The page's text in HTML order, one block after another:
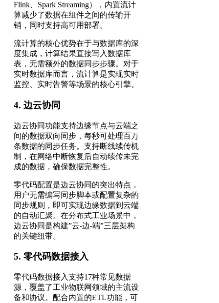
Flink、Spark Streaming），内置流计
算减少了数据在组件之间的传输开
销，同时支持高可用部署。
流计算的核心优势在于与数据库的深
度集成，计算结果直接写入数据库
表，无需额外的数据同步步骤。对于
实时数据库而言，流计算是实现实时
监控、实时告警等场景的核心引擎。
4. 边云协同
边云协同功能支持边缘节点与云端之
间的数据双向同步，每秒可处理百万
条数据的同步任务。支持断线续传机
制，在网络中断恢复后自动续传未完
成的数据，确保数据完整性。
零代码配置是边云协同的突出特点，
用户无需编写同步脚本或配置复杂的
同步规则，即可实现边缘数据到云端
的自动汇聚。在分布式工业场景中，
边云协同是构建”云-边-端”三层架构
的关键纽带。
5. 零代码数据接入
零代码数据接入支持17种常见数据
源，覆盖了工业物联网领域的主流设
备和协议。配合内置的ETL功能，可